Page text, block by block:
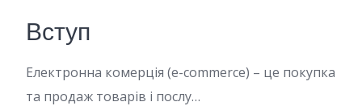
Вступ
Електронна комерція (e-commerce) – це покупка
та продаж товарів і послу…